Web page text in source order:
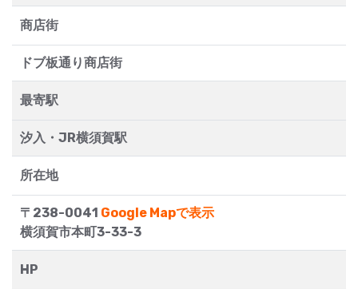
商店街
ドブ板通り商店街
最寄駅
汐入・JR横須賀駅
所在地
〒238-0041 Google Mapで表示
横須賀市本町3-33-3
HP